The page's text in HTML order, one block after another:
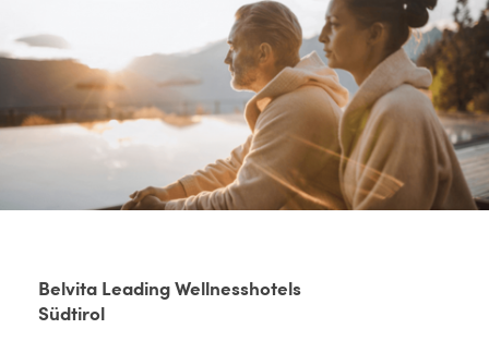
Belvita Leading Wellnesshotels
Südtirol